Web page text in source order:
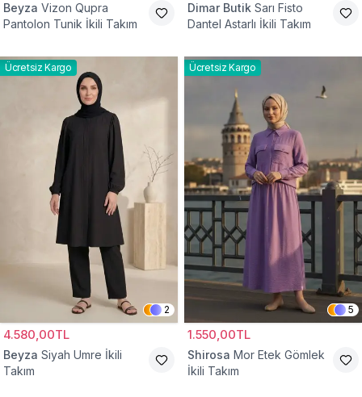
Beyza Vizon Qupra
Pantolon Tunik İkili Takım
Dimar Butik Sarı Fisto
Dantel Astarlı İkili Takım
Ücretsiz Kargo
2
4.580,00TL
Beyza Siyah Umre İkili
Takım
Ücretsiz Kargo
5
1.550,00TL
Shirosa Mor Etek Gömlek
İkili Takım